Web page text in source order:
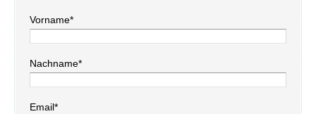
Vorname*
Nachname*
Email*